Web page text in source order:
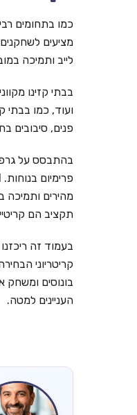
כמו בתחומים
מציעים
לייב ותמיכה
בבתי קזינו
ועוד, כמו בבתי
פנים, סיבובים
בהתבסס על
מהירים ותמיכה
תקציב הם
קריטריוני
בונוסים ומשחק
העניינים למטה.